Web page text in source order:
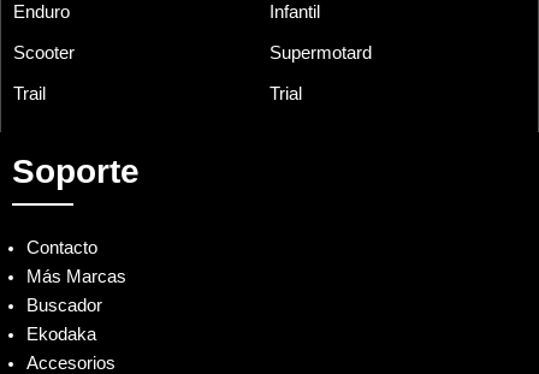
Enduro Infantil
Scooter Supermotard
Trail Trial
Soporte
Contacto
Más Marcas
Buscador
Ekodaka
Accesorios